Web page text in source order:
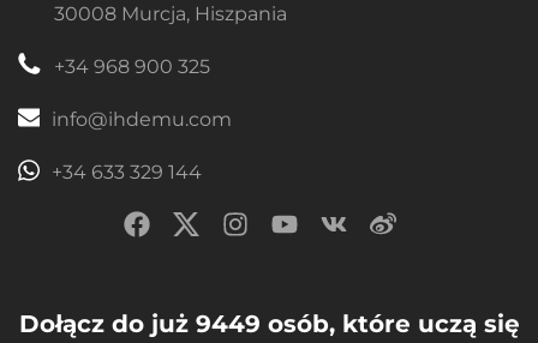
30008 Murcja, Hiszpania
+34 968 900 325
info@ihdemu.com
+34 633 329 144
Dołącz do już 9449 osób, które uczą się